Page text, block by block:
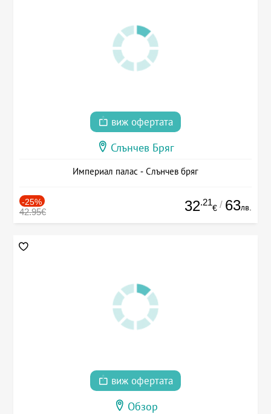
виж офертата
Слънчев Бряг
Империал палас - Слънчев бряг
-25%
42.95€ 32.21
€ / 63лв.
виж офертата
Обзор